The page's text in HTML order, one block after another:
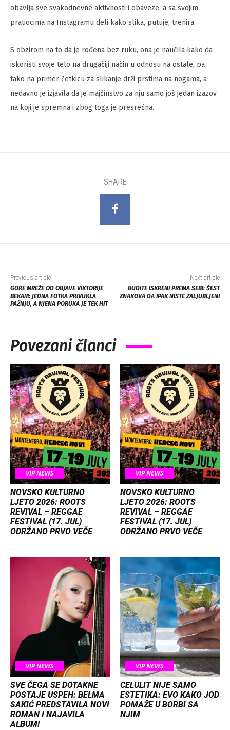
obavlja sve svakodnevne aktivnosti i obaveze, a sa svojim
pratiocima na Instagramu deli kako slika, putuje, trenira.
S obzirom na to da je rođena bez ruku, ona je naučila kako da
iskoristi svoje telo na drugačiji način u odnosu na ostale, pa
tako na primer četkicu za slikanje drži prstima na nogama, a
nedavno je izjavila da je majčinstvo za nju samo još jedan izazov
na koji je spremna i zbog toga je presrećna.
SHARE
Previous article
GORE MREŽE OD OBJAVE VIKTORIJE
BEKAM: JEDNA FOTKA PRIVUKLA
PAŽNJU, A NJENA PORUKA JE TEK HIT
Next article
BUDITE ISKRENI PREMA SEBI: ŠEST
ZNAKOVA DA IPAK NISTE ZALJUBLJENI
Povezani članci
VIP NEWS
NOVSKO KULTURNO
LJETO 2026: ROOTS
REVIVAL – REGGAE
FESTIVAL (17. JUL)
ODRŽANO PRVO VEČE
VIP NEWS
NOVSKO KULTURNO
LJETO 2026: ROOTS
REVIVAL – REGGAE
FESTIVAL (17. JUL)
ODRŽANO PRVO VEČE
VIP NEWS
SVE ČEGA SE DOTAKNE
POSTAJE USPEH: BELMA
SAKIĆ PREDSTAVILA NOVI
ROMAN I NAJAVILA
ALBUM!
VIP NEWS
CELULIT NIJE SAMO
ESTETIKA: EVO KAKO JOD
POMAŽE U BORBI SA
NJIM